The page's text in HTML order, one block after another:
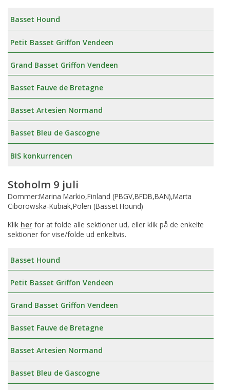
Basset Hound
Petit Basset Griffon Vendeen
Grand Basset Griffon Vendeen
Basset Fauve de Bretagne
Basset Artesien Normand
Basset Bleu de Gascogne
BIS konkurrencen
Stoholm 9 juli
Dommer:Marina Markio,Finland (PBGV,BFDB,BAN),Marta
Ciborowska-Kubiak,Polen (Basset Hound)
Klik her for at folde alle sektioner ud, eller klik på de enkelte
sektioner for vise/folde ud enkeltvis.
Basset Hound
Petit Basset Griffon Vendeen
Grand Basset Griffon Vendeen
Basset Fauve de Bretagne
Basset Artesien Normand
Basset Bleu de Gascogne